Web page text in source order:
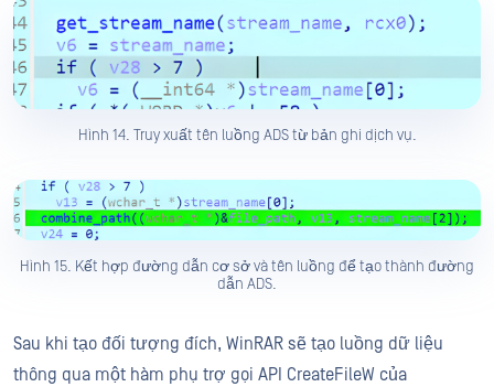
Hình 14. Truy xuất tên luồng ADS từ bản ghi dịch vụ.
Hình 15. Kết hợp đường dẫn cơ sở và tên luồng để tạo thành đường
dẫn ADS.
Sau khi tạo đối tượng đích, WinRAR sẽ tạo luồng dữ liệu
thông qua một hàm phụ trợ gọi API CreateFileW của